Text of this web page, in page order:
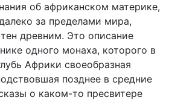
об африканском материке,
за пределами мира,
древним. Это описание
одного монаха, которого в
Африки своеобразная
позднее в средние
о каком-то пресвитере